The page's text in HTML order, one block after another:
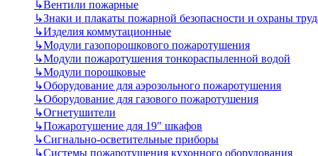
↳Вентили пожарные
↳Знаки и плакаты пожарной безопасности и охраны
↳Изделия коммутационные
↳Модули газопорошкового пожаротушения
↳Модули пожаротушения тонкораспыленной водой
↳Модули порошковые
↳Оборудование для аэрозольного пожаротушения
↳Оборудование для газового пожаротушения
↳Огнетушители
↳Пожаротушение для 19" шкафов
↳Сигнально-осветительные приборы
↳Системы пожаротушения кухонного оборудования